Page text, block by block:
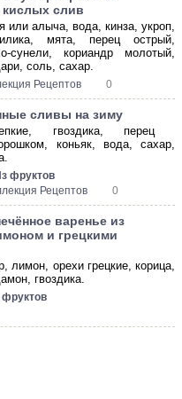
слив
или алыча, вода, кинза, укроп,
мята, перец острый,
сунели, кориандр молотый,
соль, сахар.
Рецептов 0
сливы на зиму
гвоздика, перец
коньяк, вода, сахар,
фруктов
Рецептов 0
варенье из
и грецкими
лимон, орехи грецкие, корица,
гвоздика.
фруктов